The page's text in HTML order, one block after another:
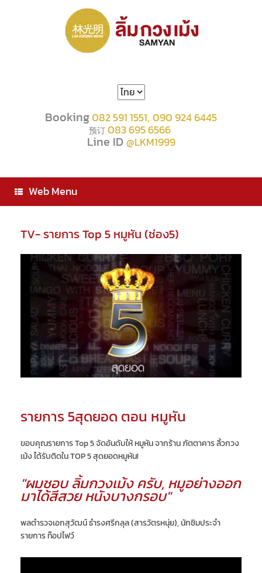
language
Booking082 591 1551,090 924 6445
预订083 695 6566
Line ID @LKM1999
Web Menu
TV- รายการ Top 5 หมูหัน (ช่อง5)
รายการ 5สุดยอด ตอน หมูหัน
ขอบคุณรายการ Top 5 จัดอันดับให้ หมูหัน จากร้าน ภัตตาคาร ลิ้วกวง
เม้ง ได้รับติดใน TOP 5 สุดยอดหมูหัน!
"ผมชอบ ลิ้มกวงเม้ง ครับ, หมูอย่างออก
มาได้สีสวย หนังบางกรอบ"
พลตำรวจเอกสุวัฒน์ ธำรงศรีกลุล (สารวัตรหนุ่ย), นักชิมประจำ
รายการ ท๊อปไฟว์